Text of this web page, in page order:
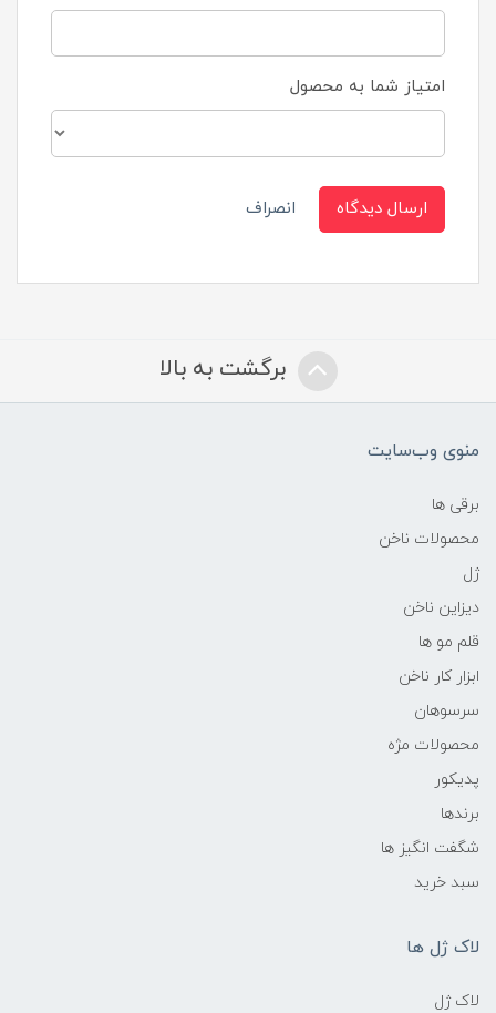
امتیاز شما به محصول
ارسال دیدگاه انصراف
برگشت به بالا
منوی وب‌سایت
برقی ها
محصولات ناخن
ژل
دیزاین ناخن
قلم مو ها
ابزار کار ناخن
سرسوهان
محصولات مژه
پدیکور
برندها
شگفت انگیز ها
سبد خرید
لاک ژل ها
لاک ژل